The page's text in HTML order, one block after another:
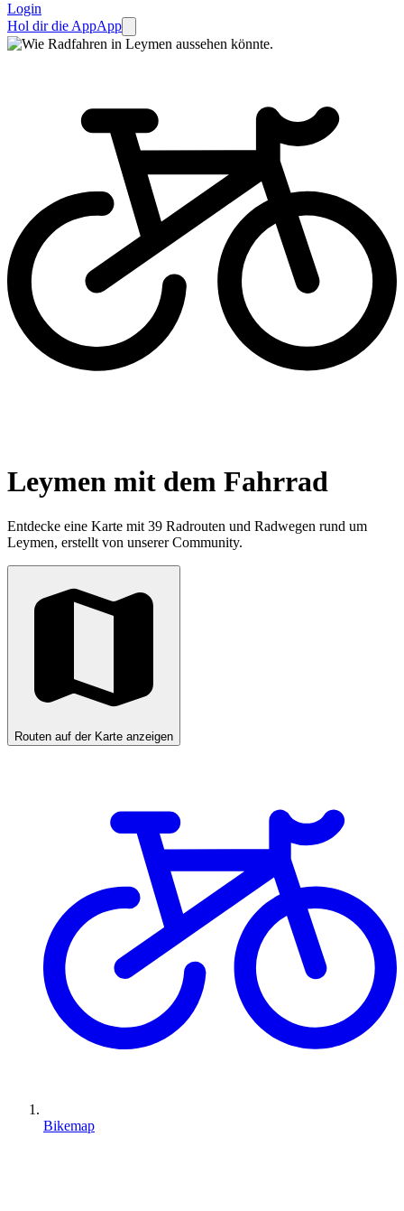
Login
Hol dir die AppApp
Leymen mit dem Fahrrad
Entdecke eine Karte mit 39 Radrouten und Radwegen rund um
Leymen, erstellt von unserer Community.
Routen auf der Karte anzeigen
Bikemap